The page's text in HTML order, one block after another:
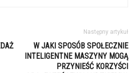
Następny artykuł
W JAKI SPOSÓB SPOŁECZNIE
INTELIGENTNE MASZYNY MOGĄ
PRZYNIEŚĆ KORZYŚCI